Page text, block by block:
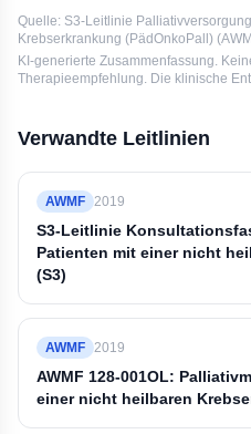
Quelle: S3-Leitlinie
Krebserkrankung (PädOnkoPall) (
KI-generierte Zusammenfassung.
Therapieempfehlung. Die klinische
Verwandte Leitlinien
AWMF 2019
S3-Leitlinie
Patienten mit einer nicht
(S3)
AWMF 2019
AWMF 128-001OL:
einer nicht heilbaren